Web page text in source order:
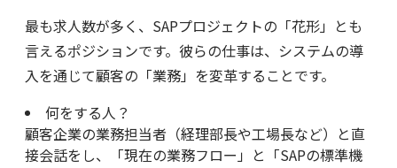
最も求人数が多く、SAPプロジェクトの「花形」とも
言えるポジションです。彼らの仕事は、システムの導
入を通じて顧客の「業務」を変革することです。
何をする人？
顧客企業の業務担当者（経理部長や工場長など）と直
接会話をし、「現在の業務フロー」と「SAPの標準機